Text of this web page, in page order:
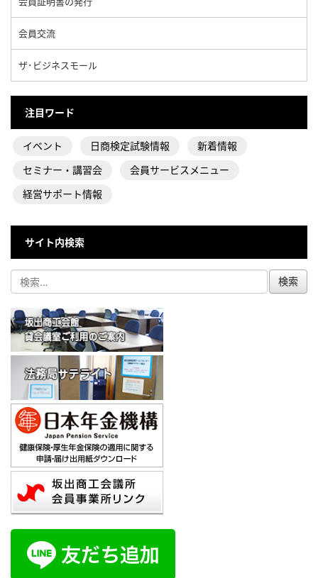
会員交流
ザ･ビジネスモール
注目ワード
イベント 日商検定試験情報
新着情報
セミナー・講習会
会員サービスメニュー
経営サポート情報
サイト内検索